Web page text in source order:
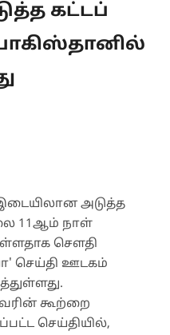
கட்டப்
அடுத்த
11ஆம் நாள்
சௌதி
செய்தி ஊடகம்
கூற்றை
செய்தியில்,